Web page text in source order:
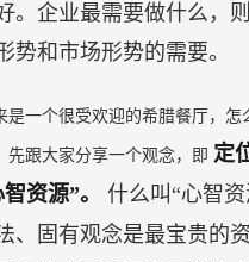
。企业最需要做什么，
势和市场形势的需要。
是一个很受欢迎的希腊餐厅，
先跟大家分享一个观念，即 定
资源”。 什么叫“心智
、固有观念是最宝贵的